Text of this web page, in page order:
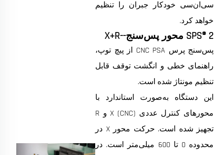
سی‌ان‌سی خودکار جبران را تنظیم
خواهد کرد.
SPS® 2 محور پس‌سنج--X+R
پس‌سنج پرس CNC PSA از پیچ توپ،
راهنمای خطی و انگشت توقف قابل
تنظیم مونتاژ شده است.
این دستگاه به‌صورت استاندارد با
محورهای کنترل عددی (CNC) X و R
تجهیز شده است. حرکت محور X در
محدوده 0 تا 600 میلی‌متر است. در